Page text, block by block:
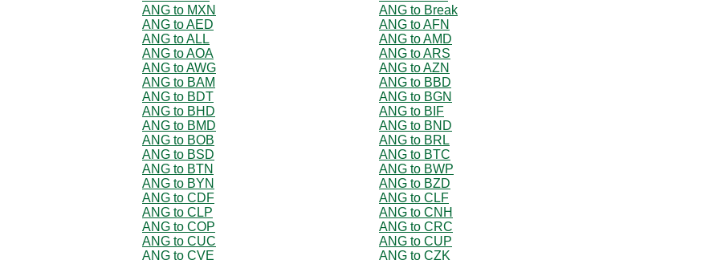
ANG to MXN
ANG to Break
ANG to AED
ANG to AFN
ANG to ALL
ANG to AMD
ANG to AOA
ANG to ARS
ANG to AWG
ANG to AZN
ANG to BAM
ANG to BBD
ANG to BDT
ANG to BGN
ANG to BHD
ANG to BIF
ANG to BMD
ANG to BND
ANG to BOB
ANG to BRL
ANG to BSD
ANG to BTC
ANG to BTN
ANG to BWP
ANG to BYN
ANG to BZD
ANG to CDF
ANG to CLF
ANG to CLP
ANG to CNH
ANG to COP
ANG to CRC
ANG to CUC
ANG to CUP
ANG to CVE
ANG to CZK